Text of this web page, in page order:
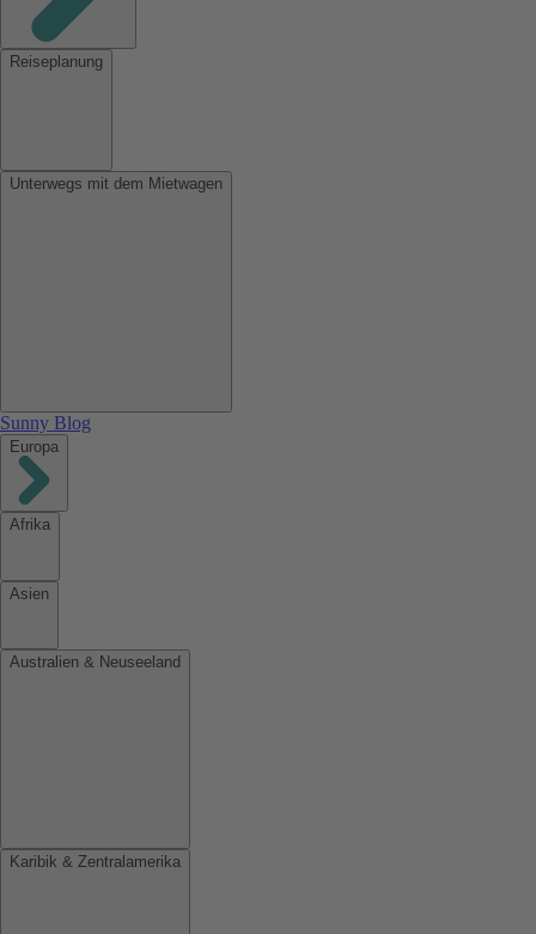
Reiseplanung
Unterwegs mit dem Mietwagen
Sunny Blog
Europa
Afrika
Asien
Australien & Neuseeland
Karibik & Zentralamerika